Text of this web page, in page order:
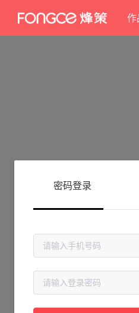
作
抱歉!
请检查您输入的网址是否正确，或
密码登录